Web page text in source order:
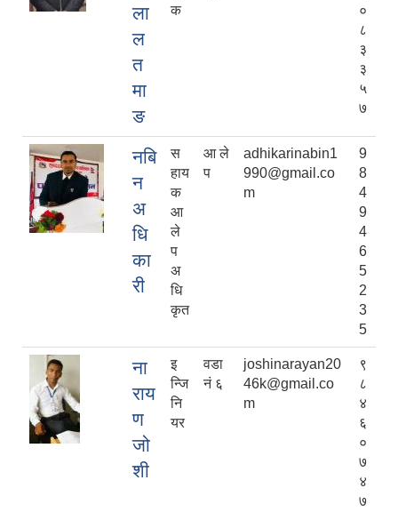
ला
ल
त
मा
ङ
क
०
८
३
३
५
७
नबि
न
अ
धि
का
री
स
हाय
क
आ
ले
प
अ
धि
कृत
आ ले
प
adhikarinabin1
990@gmail.co
m
9
8
4
9
4
6
5
2
3
5
ना
राय
ण
जो
शी
इ
न्जि
नि
यर
वडा
नं ६
joshinarayan20
46k@gmail.co
m
९
८
४
६
०
७
४
७